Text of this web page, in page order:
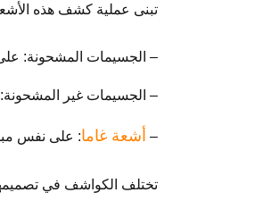
تبنى عملية كشف هذه
– الجسيمات المشحونة: على
– الجسيمات غير المشحونة:
– أشعة غاما: على نفس
تختلف الكواشف في تصميمها